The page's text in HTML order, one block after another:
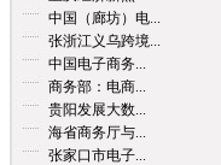
中国（廊坊）电...
张浙江义乌跨境...
中国电子商务...
商务部：电商...
贵阳发展大数...
海省商务厅与...
张家口市电子...